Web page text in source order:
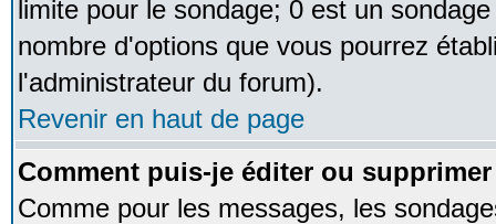
limite pour le sondage; 0 est un
nombre d'options que vous pourrez
l'administrateur du forum).
Revenir en haut de page
Comment puis-je éditer ou
Comme pour les messages, les